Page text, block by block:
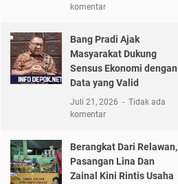
komentar
Bang Pradi Ajak
Masyarakat Dukung
Sensus Ekonomi dengan
Data yang Valid
Juli 21, 2026
Tidak ada
komentar
Berangkat Dari Relawan,
Pasangan Lina Dan
Zainal Kini Rintis Usaha